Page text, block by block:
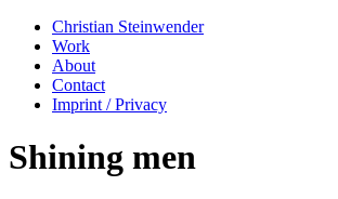
Christian Steinwender
Work
About
Contact
Imprint / Privacy
Shining men